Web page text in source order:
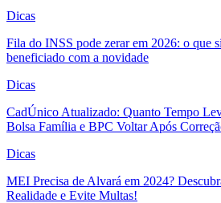
Dicas
Fila do INSS pode zerar em 2026: o que
beneficiado com a novidade
Dicas
CadÚnico Atualizado: Quanto Tempo
Bolsa Família e BPC Voltar Após
Dicas
MEI Precisa de Alvará em 2024?
Realidade e Evite Multas!